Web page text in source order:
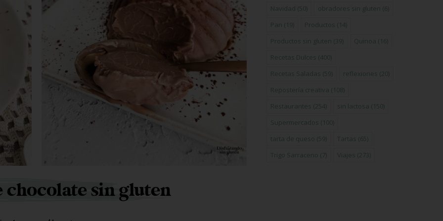
sin gluten
Navidad (50) obradores sin gluten (6)
Pan (19) Productos (14)
Productos sin gluten (39) Quinoa (16)
Recetas Dulces (400)
Recetas Saladas (59) reflexiones (20)
Repostería creativa (108)
Restaurantes (254) sin lactosa (150)
Supermercados (100)
tarta de queso (59) Tartas (65)
Trigo Sarraceno (7) Viajes (273)